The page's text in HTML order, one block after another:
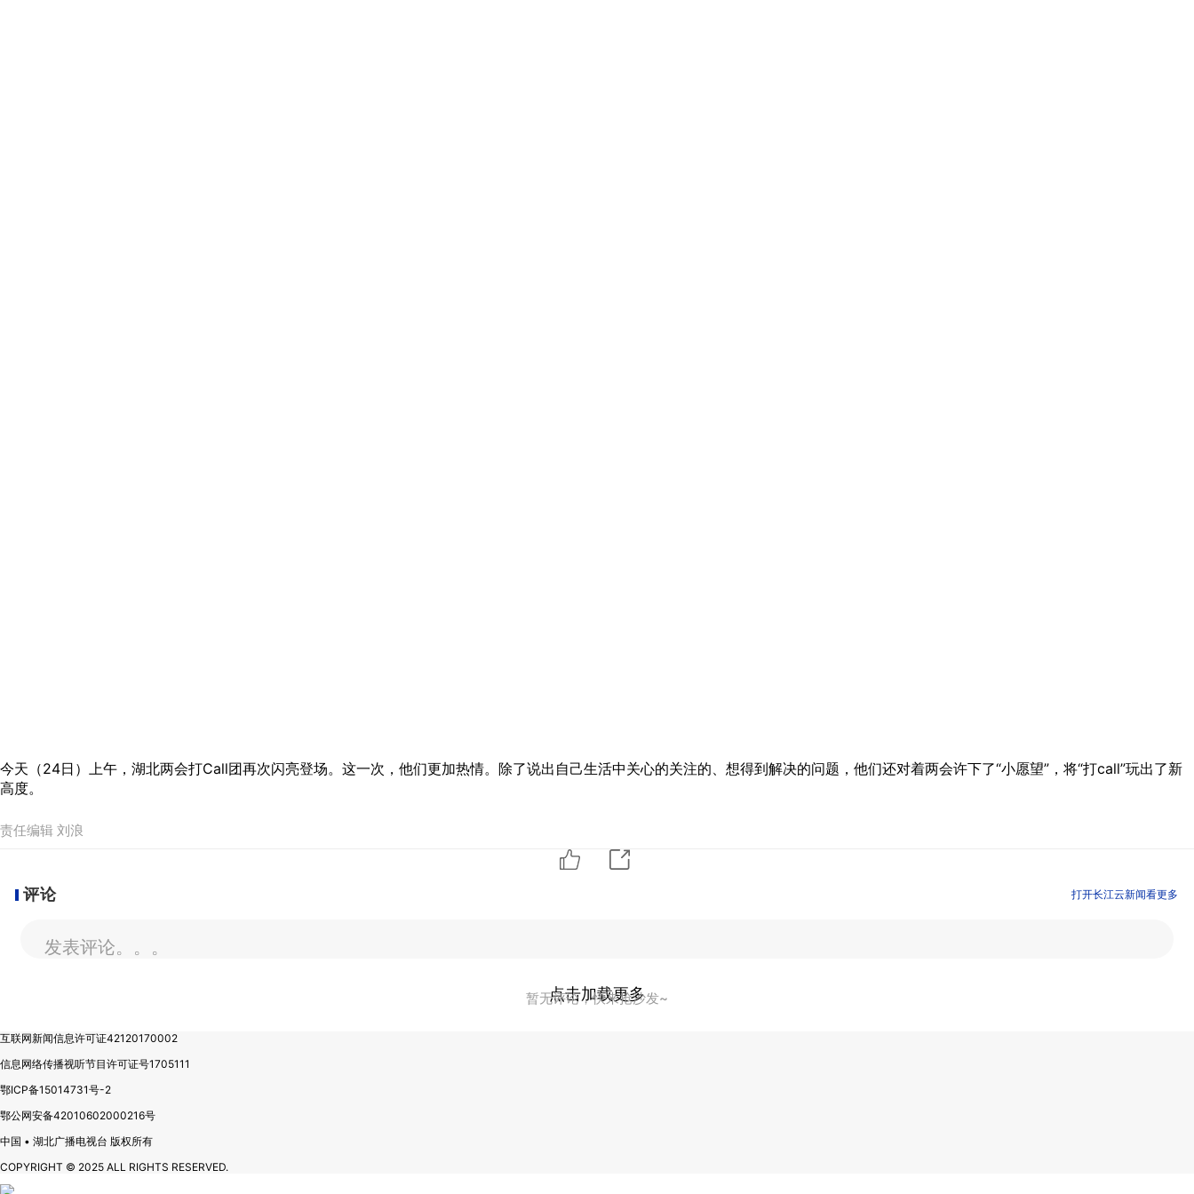
今天（24日）上午，湖北两会打Call团再次闪亮登场。这一次，他们更加热情。除了说出自己生活中关心的关注的、想得到解决的问题，他们还对着两会许下了“小愿望”，将“打call”玩出了新
高度。
责任编辑 刘浪
评论 打开长江云新闻看更多
发表评论。。。
暂无评论，快来抢沙发~
点击加载更多
互联网新闻信息许可证42120170002
信息网络传播视听节目许可证号1705111
鄂ICP备15014731号-2
鄂公网安备42010602000216号
中国 • 湖北广播电视台 版权所有
COPYRIGHT © 2025 ALL RIGHTS RESERVED.